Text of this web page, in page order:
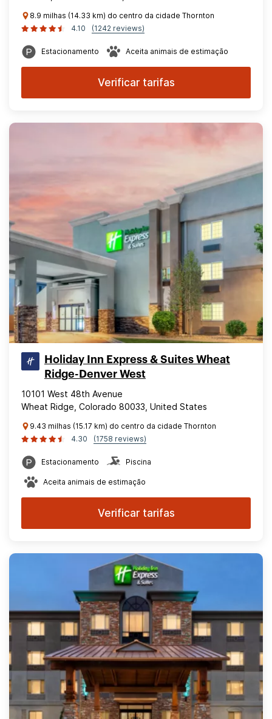
8.9 milhas (14.33 km) do centro da cidade Thornton
4.10
(1242 reviews)
Estacionamento Aceita animais de estimação
Verificar tarifas
Holiday Inn Express & Suites Wheat
Ridge-Denver West
10101 West 48th Avenue
Wheat Ridge, Colorado 80033, United States
9.43 milhas (15.17 km) do centro da cidade Thornton
4.30
(1758 reviews)
Estacionamento Piscina
Aceita animais de estimação
Verificar tarifas